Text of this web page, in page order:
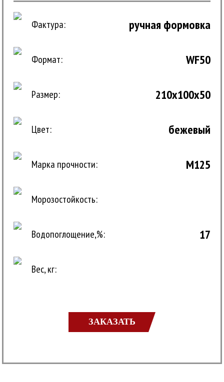
Фактура: ручная формовка
Формат: WF50
Размер: 210x100x50
Цвет: бежевый
Марка прочности: M125
Морозостойкость:
Водопоглощение,%: 17
Вес, кг:
ЗАКАЗАТЬ